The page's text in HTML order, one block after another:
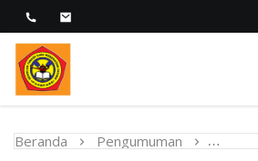
STIKES Fatima
Melayani dengan Kebijaksanaan Kasih
Beranda Pengumuman